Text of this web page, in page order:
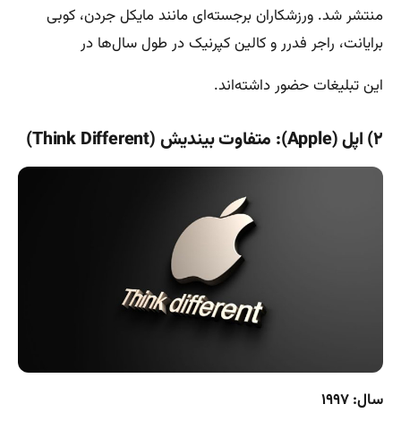
منتشر شد. ورزشکاران برجسته‌ای مانند مایکل جردن، کوبی
برایانت، راجر فدرر و کالین کپرنیک در طول سال‌ها در
این تبلیغات حضور داشته‌اند.
۲) اپل (Apple): متفاوت بیندیش (Think Different)
سال: ۱۹۹۷